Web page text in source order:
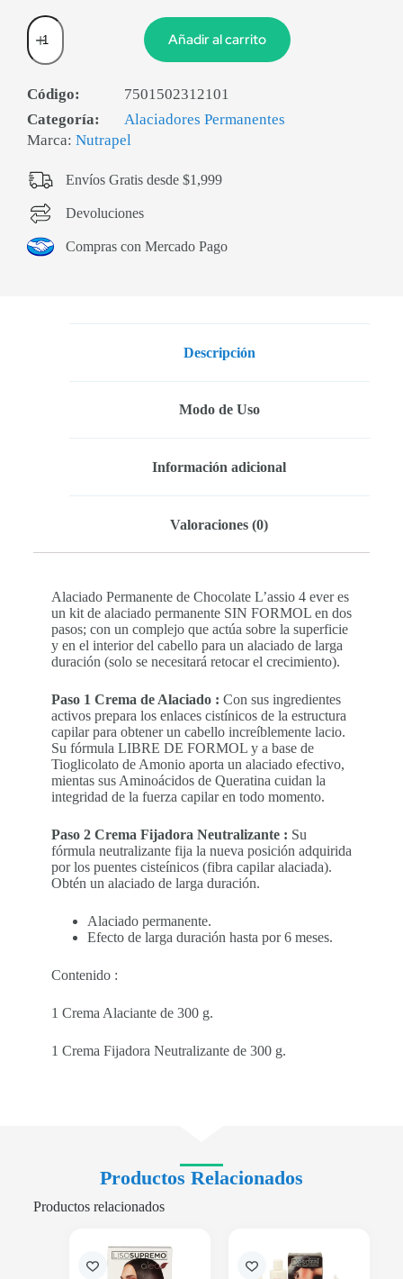
Añadir al carrito
Código:
7501502312101
Categoría:
Alaciadores Permanentes
Marca: Nutrapel
Envíos Gratis desde $1,999
Devoluciones
Compras con Mercado Pago
Descripción
Modo de Uso
Información adicional
Valoraciones (0)
Alaciado Permanente de Chocolate L’assio 4 ever es
un kit de alaciado permanente SIN FORMOL en dos
pasos; con un complejo que actúa sobre la superficie
y en el interior del cabello para un alaciado de larga
duración (solo se necesitará retocar el crecimiento).
Paso 1 Crema de Alaciado : Con sus ingredientes
activos prepara los enlaces cistínicos de la estructura
capilar para obtener un cabello increíblemente lacio.
Su fórmula LIBRE DE FORMOL y a base de
Tioglicolato de Amonio aporta un alaciado efectivo,
mientas sus Aminoácidos de Queratina cuidan la
integridad de la fuerza capilar en todo momento.
Paso 2 Crema Fijadora Neutralizante : Su
fórmula neutralizante fija la nueva posición adquirida
por los puentes cisteínicos (fibra capilar alaciada).
Obtén un alaciado de larga duración.
Alaciado permanente.
Efecto de larga duración hasta por 6 meses.
Contenido :
1 Crema Alaciante de 300 g.
1 Crema Fijadora Neutralizante de 300 g.
Productos Relacionados
Productos relacionados